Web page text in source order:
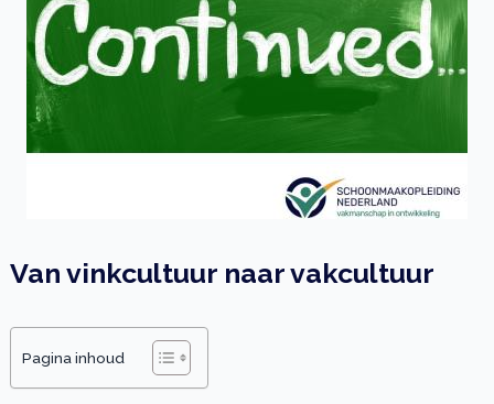
Van vinkcultuur naar vakcultuur
Pagina inhoud